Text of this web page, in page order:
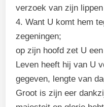
verzoek van zijn
4. Want U komt hem
zegeningen;
op zijn hoofd zet U
Leven heeft hij van U
gegeven, lengte van
Groot is zijn eer